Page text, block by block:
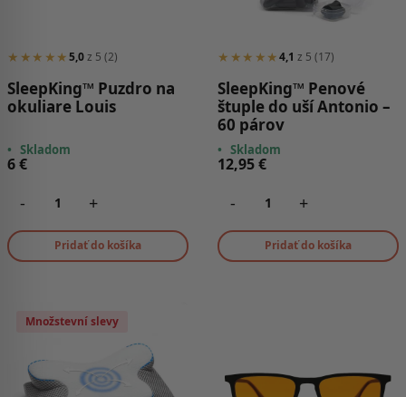
★★★★★5,0z 5 (2)
SleepKing™ Puzdro na
okuliare Louis
• Skladom
6€
- +
Pridať do košíka
★★★★★4,1 z 5 (17)
SleepKing™ Penové
štuple do uší Antonio –
60 párov
• Skladom
12,95€
- +
Pridať do košíka
Množstevní slevy